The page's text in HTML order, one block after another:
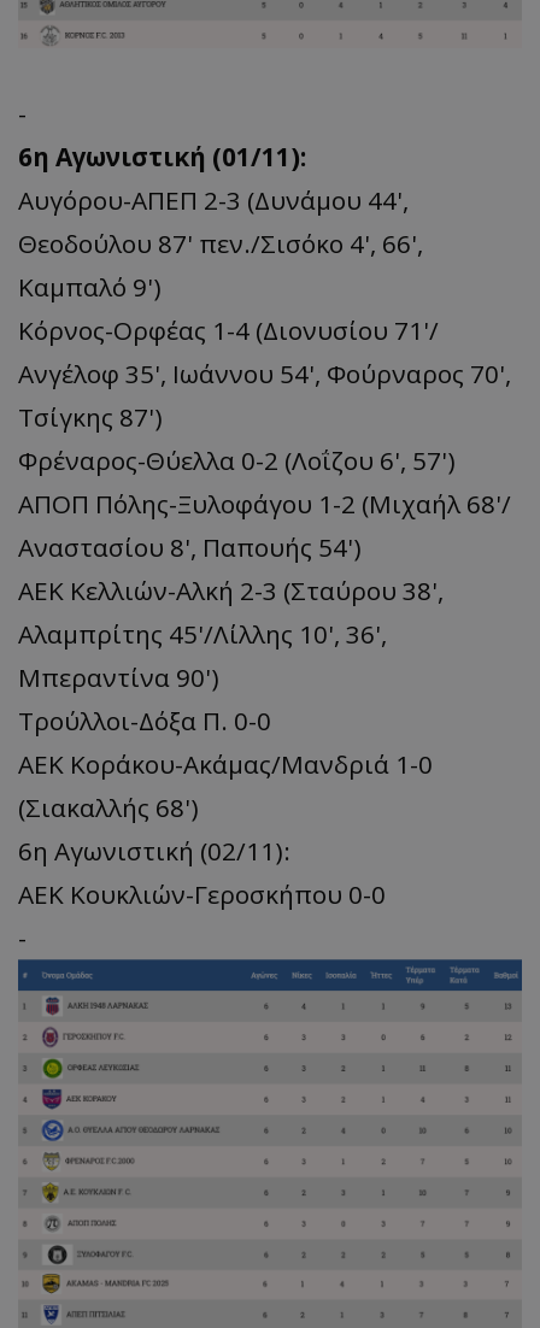
-
6η Αγωνιστική (01/11):
Αυγόρου-ΑΠΕΠ 2-3 (Δυνάμου 44',
Θεοδούλου 87' πεν./Σισόκο 4', 66',
Καμπαλό 9')
Κόρνος-Ορφέας 1-4 (Διονυσίου 71'/
Ανγέλοφ 35', Ιωάννου 54', Φούρναρος 70',
Τσίγκης 87')
Φρέναρος-Θύελλα 0-2 (Λοΐζου 6', 57')
ΑΠΟΠ Πόλης-Ξυλοφάγου 1-2 (Μιχαήλ 68'/
Αναστασίου 8', Παπουής 54')
ΑΕΚ Κελλιών-Αλκή 2-3 (Σταύρου 38',
Αλαμπρίτης 45'/Λίλλης 10', 36',
Μπεραντίνα 90')
Τρούλλοι-Δόξα Π. 0-0
ΑΕΚ Κοράκου-Ακάμας/Μανδριά 1-0
(Σιακαλλής 68')
6η Αγωνιστική (02/11):
ΑΕΚ Κουκλιών-Γεροσκήπου 0-0
-